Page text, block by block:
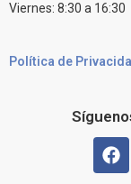
Viernes: 8:30 a 16:30
Política de